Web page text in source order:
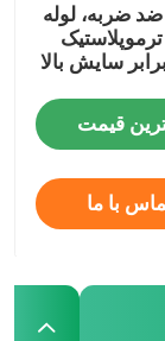
لوله RTP ضد ضربه، لوله
سایش بالا
قیمت
با ما